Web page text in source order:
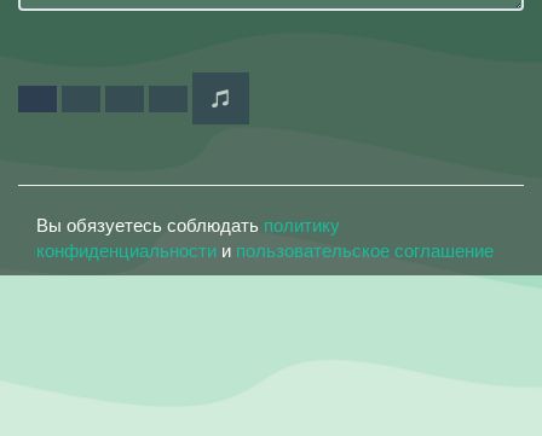
Вы обязуетесь соблюдать политику
конфиденциальности и пользовательское соглашение